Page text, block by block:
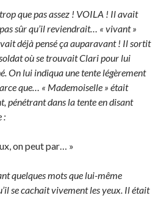
que pas assez ! VOILA ! Il avait
sûr qu’il reviendrait… « vivant »
déjà pensé ça auparavant ! Il sortit
où se trouvait Clari pour lui
On lui indiqua une tente légèrement
que… « Mademoiselle » était
pénétrant dans la tente en disant
:
on peut par… »
quelques mots que lui-même
se cachait vivement les yeux. Il était